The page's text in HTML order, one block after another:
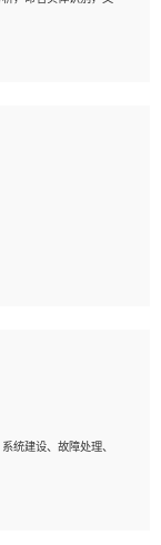
根据客户需求实现
程开发者优先；
；
统建设、故障处理、